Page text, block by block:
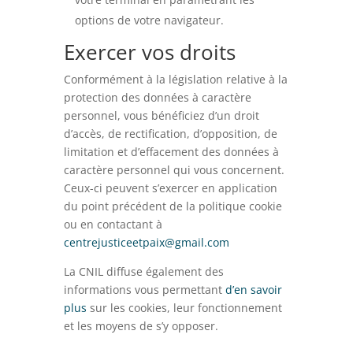
options de votre navigateur.
Exercer vos droits
Conformément à la législation relative à la
protection des données à caractère
personnel, vous bénéficiez d’un droit
d’accès, de rectification, d’opposition, de
limitation et d’effacement des données à
caractère personnel qui vous concernent.
Ceux-ci peuvent s’exercer en application
du point précédent de la politique cookie
ou en contactant à
centrejusticeetpaix@gmail.com
La CNIL diffuse également des
informations vous permettant d’en savoir
plus sur les cookies, leur fonctionnement
et les moyens de s’y opposer.